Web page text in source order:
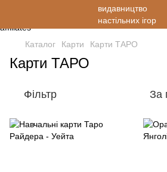
Каталог Карти Карти ТАРО
Карти ТАРО
Фільтр За